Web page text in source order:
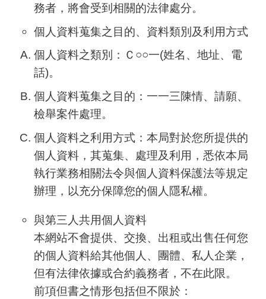
務者，將會受到相關的法律處分。
個人資料蒐集之目的、資料類別及利用方式
個人資料之類別：Ｃ○○一(姓名、地址、電
話)。
個人資料蒐集之目的：一一三陳情、請願、
檢舉案件處理。
個人資料之利用方式：本局對於您所提供的
個人資料，其蒐集、處理及利用，悉依本局
執行業務相關法令與個人資料保護法等規定
辦理，以充分保障您的個人隱私權。
與第三人共用個人資料
本網站不會提供、交換、出租或出售任何您
的個人資料給其他個人、團體、私人企業，
但有法律依據或合約義務者，不在此限。
前項但書之情形包括但不限於：